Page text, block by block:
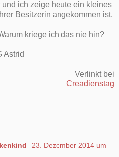
ich zeige heute ein kleines
Besitzerin angekommen ist.
kriege ich das nie hin?
Astrid
Verlinkt bei
Creadienstag
23. Dezember 2014 um